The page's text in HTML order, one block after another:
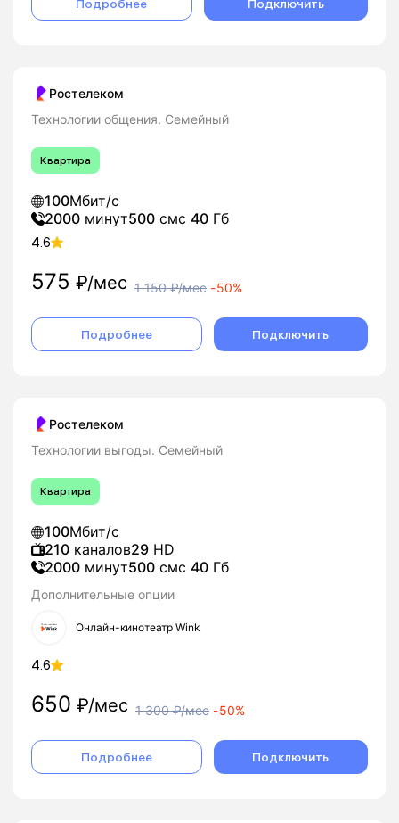
Подробнее Подключить
Ростелеком
Технологии общения. Семейный
Квартира
100Мбит/с
2000 минут500 смс 40 Гб
4.6
575 ₽/мес 1 150₽/мес -50%
Подробнее Подключить
Ростелеком
Технологии выгоды. Семейный
Квартира
100Мбит/с
210 каналов29 HD
2000 минут500 смс 40 Гб
Дополнительные опции
Онлайн-кинотеатр Wink
4.6
650 ₽/мес 1 300₽/мес -50%
Подробнее Подключить